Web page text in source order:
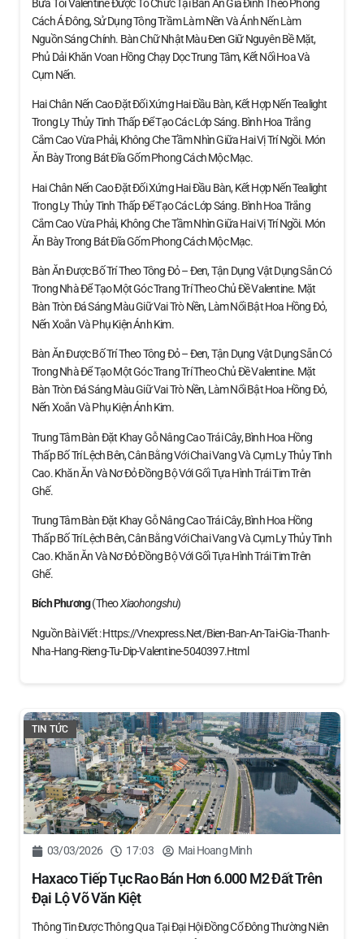
Bữa Tối Valentine Được Tổ Chức Tại Bàn Ăn Gia Đình Theo Phong
Cách Á Đông, Sử Dụng Tông Trầm Làm Nền Và Ánh Nến Làm
Nguồn Sáng Chính. Bàn Chữ Nhật Màu Đen Giữ Nguyên Bề Mặt,
Phủ Dải Khăn Voan Hồng Chạy Dọc Trung Tâm, Kết Nối Hoa Và
Cụm Nến.
Hai Chân Nến Cao Đặt Đối Xứng Hai Đầu Bàn, Kết Hợp Nến Tealight
Trong Ly Thủy Tinh Thấp Để Tạo Các Lớp Sáng. Bình Hoa Trắng
Cắm Cao Vừa Phải, Không Che Tầm Nhìn Giữa Hai Vị Trí Ngồi. Món
Ăn Bày Trong Bát Đĩa Gốm Phong Cách Mộc Mạc.
Hai Chân Nến Cao Đặt Đối Xứng Hai Đầu Bàn, Kết Hợp Nến Tealight
Trong Ly Thủy Tinh Thấp Để Tạo Các Lớp Sáng. Bình Hoa Trắng
Cắm Cao Vừa Phải, Không Che Tầm Nhìn Giữa Hai Vị Trí Ngồi. Món
Ăn Bày Trong Bát Đĩa Gốm Phong Cách Mộc Mạc.
Bàn Ăn Được Bố Trí Theo Tông Đỏ – Đen, Tận Dụng Vật Dụng Sẵn Có
Trong Nhà Để Tạo Một Góc Trang Trí Theo Chủ Đề Valentine. Mặt
Bàn Tròn Đá Sáng Màu Giữ Vai Trò Nền, Làm Nổi Bật Hoa Hồng Đỏ,
Nến Xoắn Và Phụ Kiện Ánh Kim.
Bàn Ăn Được Bố Trí Theo Tông Đỏ – Đen, Tận Dụng Vật Dụng Sẵn Có
Trong Nhà Để Tạo Một Góc Trang Trí Theo Chủ Đề Valentine. Mặt
Bàn Tròn Đá Sáng Màu Giữ Vai Trò Nền, Làm Nổi Bật Hoa Hồng Đỏ,
Nến Xoắn Và Phụ Kiện Ánh Kim.
Trung Tâm Bàn Đặt Khay Gỗ Nâng Cao Trái Cây, Bình Hoa Hồng
Thấp Bố Trí Lệch Bên, Cân Bằng Với Chai Vang Và Cụm Ly Thủy Tinh
Cao. Khăn Ăn Và Nơ Đỏ Đồng Bộ Với Gối Tựa Hình Trái Tim Trên
Ghế.
Trung Tâm Bàn Đặt Khay Gỗ Nâng Cao Trái Cây, Bình Hoa Hồng
Thấp Bố Trí Lệch Bên, Cân Bằng Với Chai Vang Và Cụm Ly Thủy Tinh
Cao. Khăn Ăn Và Nơ Đỏ Đồng Bộ Với Gối Tựa Hình Trái Tim Trên
Ghế.
Bích Phương(theoXiaohongshu)
Nguồn Bài Viết : Https://vnexpress.net/bien-Ban-An-Tai-Gia-Thanh-
Nha-Hang-Rieng-Tu-Dip-Valentine-5040397.html
TIN TỨC
03/03/2026 17:03 Mai Hoang Minh
Haxaco Tiếp Tục Rao Bán Hơn 6.000 M2 Đất Trên
Đại Lộ Võ Văn Kiệt
Thông Tin Được Thông Qua Tại Đại Hội Đồng Cổ Đông Thường Niên